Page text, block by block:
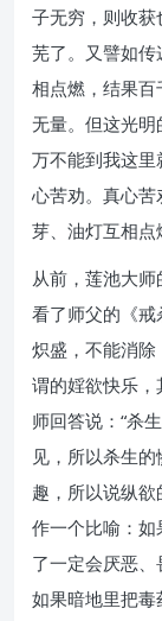
子无穷，则收
芜了。又譬如
相点燃，结果
无量。但这光
万不能到我这
心苦劝。真心
芽、油灯互相点
从前，莲池大
看了师父的《
炽盛，不能消
谓的婬欲快乐，
师回答说：“杀
见，所以杀生
趣，所以说纵
作一个比喻：
了一定会厌恶
如果暗地里把